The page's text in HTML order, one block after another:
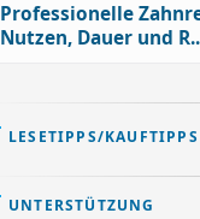
Professionelle
Nutzen, Dauer und
LESETIPPS/KAUFTIPPS
UNTERSTÜTZUNG